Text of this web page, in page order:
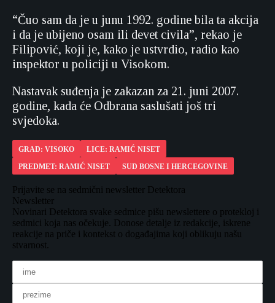
“Čuo sam da je u junu 1992. godine bila ta akcija
i da je ubijeno osam ili devet civila”, rekao je
Filipović, koji je, kako je ustvrdio, radio kao
inspektor u policiji u Visokom.
Nastavak suđenja je zakazan za 21. juni 2007.
godine, kada će Odbrana saslušati još tri
svjedoka.
GRAD: VISOKO
LICE: RAMIĆ NISET
PREDMET: RAMIĆ NISET
SUD BOSNE I HERCEGOVINE
Prijavite se na sedmični newsletter Detektora
Newsletter
Novinari Detektora svake sedmice pišu newslettere o protekloj i
sedmici koja nas očekuje. Donose detalje iz redakcije, iskrene
reakcije na priče i kontekst o događajima koji oblikuju našu
stvarnost.